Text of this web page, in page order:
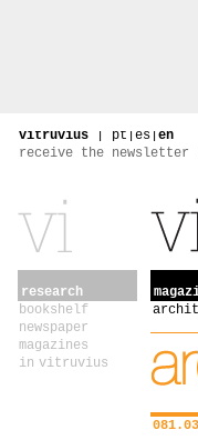
vitruvius | pt | es | en
receive the newsletter
research
bookshelf
newspaper
magazines
in vitruvius